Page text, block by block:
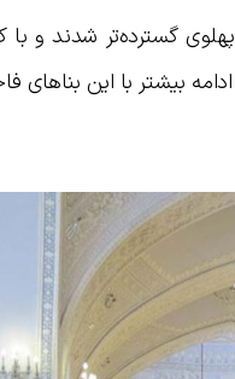
گسترده‌تر شدند و با
بیشتر با این بناهای